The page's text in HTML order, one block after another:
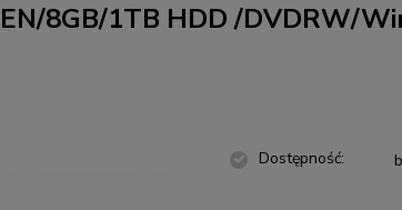
8GB/1TB HDD /DVDRW/
Dostępność: